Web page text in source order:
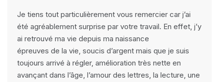
Je tiens tout particulièrement vous remercier car j’ai
été agréablement surprise par votre travail. En effet, j’y
ai retrouvé ma vie depuis ma naissance
épreuves de la vie, soucis d’argent mais que je suis
toujours arrivé à régler, amélioration très nette en
avançant dans l’âge, l’amour des lettres, la lecture, une